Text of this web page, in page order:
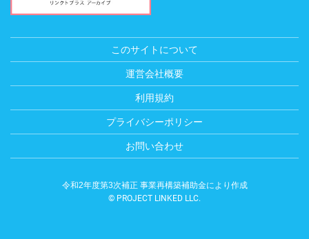
このサイトについて
運営会社概要
利用規約
プライバシーポリシー
お問い合わせ
令和2年度第3次補正 事業再構築補助金により作成
© PROJECT LINKED LLC.